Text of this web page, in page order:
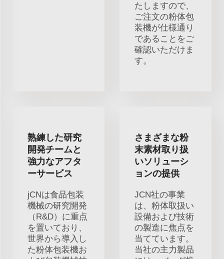
たしますので、
ご注文の粉体包
装機が仕様通り
であることをご
確認いただけま
す。
熟練した研究
開発チームと
強力なアフタ
ーサービス
jCNは食品包装
機械の研究開発
（R&D）に重点
を置いており、
世界から導入し
た粉体包装機お
さまざまな粉
末素材取り扱
いソリューシ
ョンの提供
JCN社の事業
は、粉体取扱い
設備および技術
の製造に焦点を
当てています。
当社の主力製品